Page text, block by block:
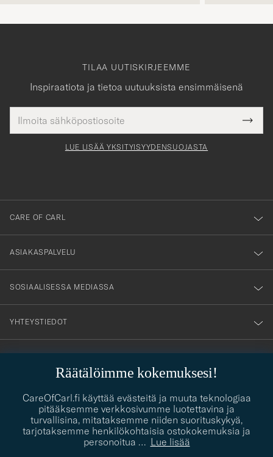
Räätälöimme kokemuksesi!
CareOfCarl.fi käyttää evästeitä ja muuta teknologiaa
pitääksemme verkkosivumme luotettavina ja
turvallisina, mitataksemme niiden suorituskykyä,
tarjotaksemme henkilökohtaisia ostokokemuksia ja
personoitua … Lue lisää
TILAA UUTISKIRJEEMME
Inspiraatiota ja tietoa uutuuksista ensimmäisenä
tieto
Tack
för
dig
till
vårt
nyhetsbrev!
LUE LISÄÄ YKSITYISYYDENSUOJASTA
CARE OF CARL
ASIAKASPALVELU
SOSIAALISESSA MEDIASSA
YHTEYSTIEDOT
contact@careofcarl.com
PUKEUTUMISNEUVONTA
Kaipaatko apua oman tyylisi löytämiseen? Me autamme sinua
mielellämme!
PUKEUTUMISNEUVONTA